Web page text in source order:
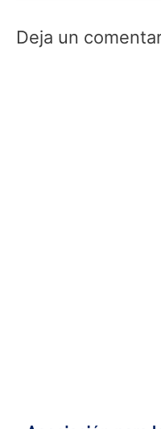
Deja un